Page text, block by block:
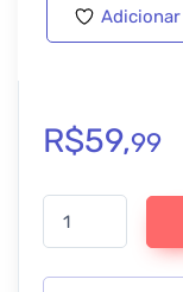
R$59,99
All-in-One WP